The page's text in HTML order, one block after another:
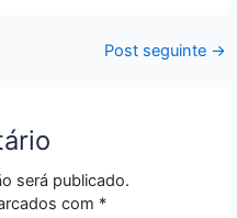
Post seguinte →
será publicado.
com *